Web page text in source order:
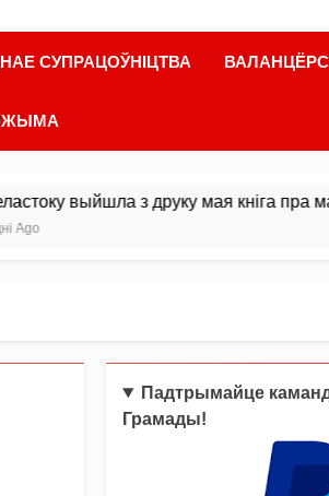
СУПРАЦОЎНІЦТВА
з друку мая кніга пра маральны
Падтрымайце
Грамады!